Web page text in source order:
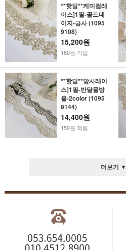
**핫딜**케미컬레
이스]1필-골드데
이지-금사 (1095
9108)
15,200원
160원 적립
**핫딜**망사레이
스]1필-반달물방
울-2color (1095
9144)
14,400원
150원 적립
더보기 ▼